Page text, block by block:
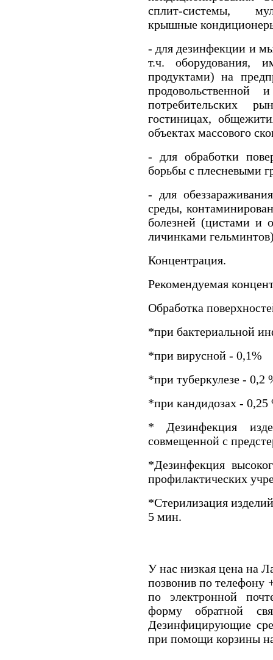
сплит-системы,
крышные
- для дезинфекции и
т.ч. оборудования,
продуктами) на
продовольственной и
потребительских
гостиницах,
объектах массового
- для обработки
борьбы с плесневыми
- для
среды,
болезней (цистами и
личинками
Концентрация.
Рекомендуемая
Обработка
*при бактериальной
*при вирусной - 0,1%
*при туберкулезе - 0,2
*при кандидозах - 0,25
* Дезинфекция
совмещенной с
*Дезинфекция
профилактических
*Стерилизация
5 мин.
У нас низкая цена на
позвонив по телефону
по электронной
форму обратной
Дезинфицирующие
при помощи корзины